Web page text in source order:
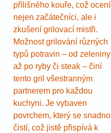
přílišného kouře, což ocení
nejen začátečníci, ale i
zkušení grilovací mistři.
Možnost grilování různých
typů potravin – od zeleniny
až po ryby či steak – činí
tento gril všestranným
partnerem pro každou
kuchyni. Je vybaven
povrchem, který se snadno
čistí, což jistě přispívá k